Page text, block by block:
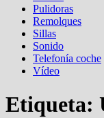
Pulidoras
Remolques
Sillas
Sonido
Telefonía coche
Vídeo
Etiqueta: